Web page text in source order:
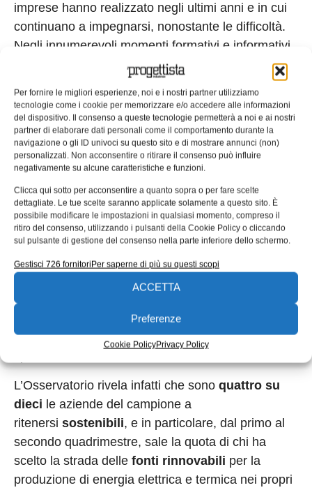
Per fornire le migliori esperienze, noi e i nostri partner utilizziamo
tecnologie come i cookie per memorizzare e/o accedere alle informazioni
del dispositivo. Il consenso a queste tecnologie permetterà a noi e ai nostri
partner di elaborare dati personali come il comportamento durante la
navigazione o gli ID univoci su questo sito e di mostrare annunci (non)
personalizzati. Non acconsentire o ritirare il consenso può influire
negativamente su alcune caratteristiche e funzioni.
Clicca qui sotto per acconsentire a quanto sopra o per fare scelte
dettagliate. Le tue scelte saranno applicate solamente a questo sito. È
possibile modificare le impostazioni in qualsiasi momento, compreso il
ritiro del consenso, utilizzando i pulsanti della Cookie Policy o cliccando
sul pulsante di gestione del consenso nella parte inferiore dello schermo.
Gestisci 726 fornitoriPer saperne di più su questi scopi
ACCETTA
Preferenze
Cookie PolicyPrivacy Policy
imprese hanno realizzato negli ultimi anni e in cui
continuano a impegnarsi, nonostante le difficoltà.
Negli innumerevoli momenti formativi e informativi
di MECSPE si parlerà anche di questo, con
Il ruolo della fiera
MECSPE
La
ideale per il dialogo tra gli attori dell’industria e per
definire possibili soluzioni e nuovi asset del settore.
Tante saranno le iniziative speciali in programma,
come convegni ed eventi di networking, al fine di
permettere alle imprese di incontrarsi e fare il
punto verso nuovi traguardi di produttività, con
sostenibilità,
formazioneeinnovazionegrazie anche alla
L’Osservatorio rivela infatti che sono quattro su
dieci le aziende del campione a
ritenersi sostenibili, e in particolare, dal primo al
secondo quadrimestre, sale la quota di chi ha
scelto la strada delle fonti rinnovabili per la
produzione di energia elettrica e termica nei propri